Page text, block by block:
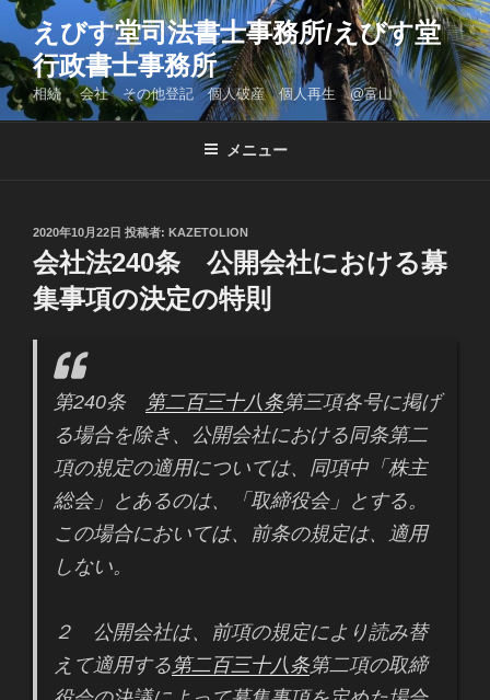
コ
ン
テ
ン
ツ
えびす堂司法書士事務所/えびす堂
行政書士事務所
相続 会社 その他登記 個人破産 個人再生 @富山
メニュー
投
稿
日:
2020年10月22日 投稿者: KAZETOLION
会社法240条 公開会社における募
集事項の決定の特則
第240条 第二百三十八条第三項各号に掲げ
る場合を除き、公開会社における同条第二
項の規定の適用については、同項中「株主
総会」とあるのは、「取締役会」とする。
この場合においては、前条の規定は、適用
しない。
２ 公開会社は、前項の規定により読み替
えて適用する 第二百三十八条第二項の取締